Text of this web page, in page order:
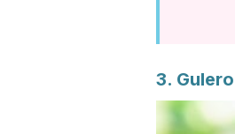
3.